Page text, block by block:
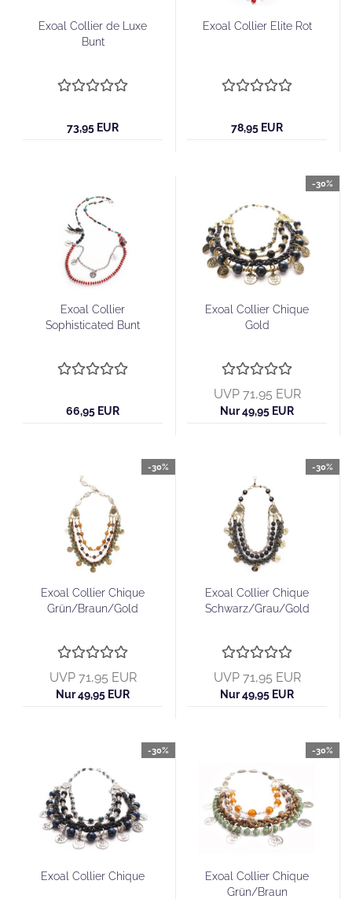
Exoal Collier de Luxe
Bunt
73,95 EUR
Exoal Collier Elite Rot
78,95 EUR
Exoal Collier
Sophisticated Bunt
66,95 EUR
-30%
Exoal Collier Chique
Gold
UVP 71,95 EUR
Nur 49,95 EUR
-30%
Exoal Collier Chique
Grün/Braun/Gold
UVP 71,95 EUR
Nur 49,95 EUR
-30%
Exoal Collier Chique
Schwarz/Grau/Gold
UVP 71,95 EUR
Nur 49,95 EUR
-30%
Exoal Collier Chique
-30%
Exoal Collier Chique
Grün/Braun